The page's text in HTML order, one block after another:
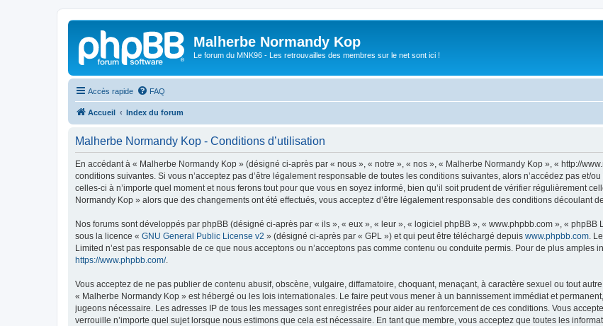
Malherbe Normandy Kop
Le forum du MNK96 - Les retrouvailles des membres sur le net sont ici !
Accès rapide FAQ
Accueil Index du forum
Malherbe Normandy Kop - Conditions d’utilisation
En accédant à « Malherbe Normandy Kop » (désigné ci-après par « nous », « notre », « nos », « Malherbe Normandy Kop », « http://
conditions suivantes. Si vous n’acceptez pas d’être légalement responsable de toutes les conditions suivantes, alors n’accédez pas et/
celles-ci à n’importe quel moment et nous ferons tout pour que vous en soyez informé, bien qu’il soit prudent de vérifier régulièrement
Normandy Kop » alors que des changements ont été effectués, vous acceptez d’être légalement responsable des conditions découlant
Nos forums sont développés par phpBB (désigné ci-après par « ils », « eux », « leur », « logiciel phpBB », « www.phpbb.com », «
sous la licence « GNU General Public License v2 » (désigné ci-après par « GPL ») et qui peut être téléchargé depuis www.phpbb.com .
Limited n’est pas responsable de ce que nous acceptons ou n’acceptons pas comme contenu ou conduite permis. Pour de plus amples
https://www.phpbb.com/.
Vous acceptez de ne pas publier de contenu abusif, obscène, vulgaire, diffamatoire, choquant, menaçant, à caractère sexuel ou tout
« Malherbe Normandy Kop » est hébergé ou les lois internationales. Le faire peut vous mener à un bannissement immédiat et
jugeons nécessaire. Les adresses IP de tous les messages sont enregistrées pour aider au renforcement de ces conditions. Vous
verrouille n’importe quel sujet lorsque nous estimons que cela est nécessaire. En tant que membre, vous acceptez que toutes les